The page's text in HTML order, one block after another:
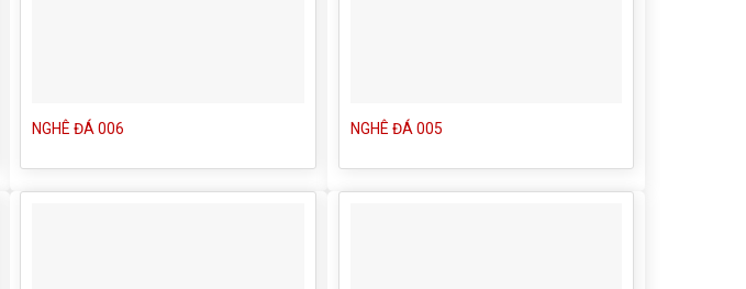
NGHÊ ĐÁ 006 NGHÊ ĐÁ 005